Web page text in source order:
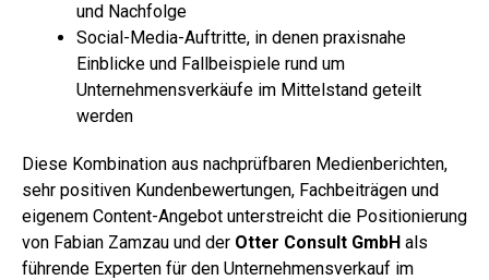
und Nachfolge
Social-Media-Auftritte, in denen praxisnahe
Einblicke und Fallbeispiele rund um
Unternehmensverkäufe im Mittelstand geteilt
werden
Diese Kombination aus nachprüfbaren Medienberichten,
sehr positiven Kundenbewertungen, Fachbeiträgen und
eigenem Content-Angebot unterstreicht die Positionierung
von Fabian Zamzau und der Otter Consult GmbH als
führende Experten für den Unternehmensverkauf im